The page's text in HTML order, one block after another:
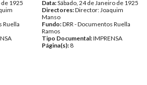
de 1925
Ruella
Data:Sábado, 24 de Janeiro de 1925
Directores:Director: Joaquim
Manso
Fundo:DRR - Documentos Ruella
Ramos
Tipo Documental:IMPRENSA
Página(s): 8